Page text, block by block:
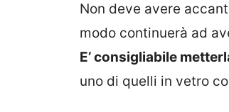
Non deve avere
modo continuerà ad
E’ consigliabile
uno di quelli in vetro